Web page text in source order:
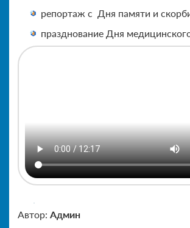
репортаж с Дня памяти и
празднование Дня
Автор: Админ